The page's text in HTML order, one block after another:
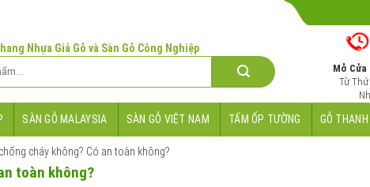
Nhựa Giả Gỗ và Sàn Gỗ Công Nghiệp
Mở Cửa
Từ Thứ
SÀN GỖ MALAYSIA SÀN GỖ VIỆT NAM TẤM ỐP TƯỜNG GỖ THANH
cháy không? Có an toàn không?
toàn không?